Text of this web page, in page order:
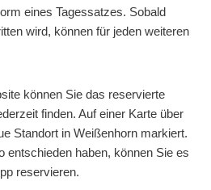
eines Tagessatzes. Sobald
wird, können für jeden weiteren
können Sie das reservierte
finden. Auf einer Karte über
Standort in Weißenhorn markiert.
entschieden haben, können Sie es
reservieren.